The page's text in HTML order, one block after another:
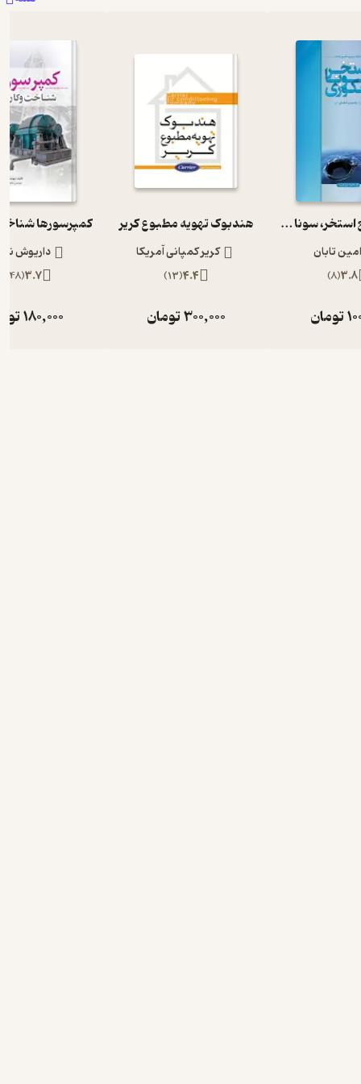
مرجع جامع استخر، سونا و جکوزی
تابان
3.8
(
8
)
تومان
هندبوک تهویه مطبوع کریر
کریر کمپانی آمریکا
4.4
(
13
)
300,000تومان
داریوش
3.7
(
248
180,000